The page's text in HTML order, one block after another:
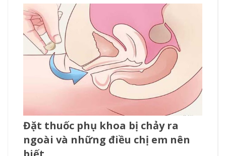
Đặt thuốc phụ khoa bị chảy ra
ngoài và những điều chị em nên